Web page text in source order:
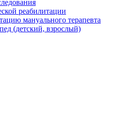
реабилитации
мануального терапевта
(детский, взрослый)